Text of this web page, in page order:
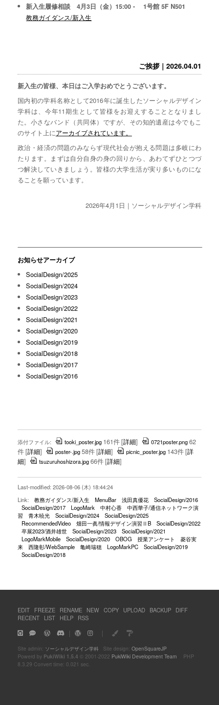
新入生履修相談 4月3日（金）15:00 - 1号館 5F N501
教務ガイダンス/新入生
ご挨拶｜2026.04.01
新入生の皆様、本日はご入学おめでとうございます。
国内初の学科名称として2016年に誕生したソーシャルデザイン
学科は、今年11期生として皆様をお迎えすることとなりまし
た。小さなバンド（共同体）ですが、その知的遺産は今でもこ
のサイト上にアーカイブされています。
政治・経済の問題のみならず現代社会が抱える問題は多岐にわ
たります。まずは自分自身の身の回りから、あわてずひとつづ
つ解決していきましょう。皆様の大学生活が実り多いものにな
ることを願っています。
2026年4月1日｜ソーシャルデザイン学科
お知らせアーカイブ
SocialDesign/2025
SocialDesign/2024
SocialDesign/2023
SocialDesign/2022
SocialDesign/2021
SocialDesign/2020
SocialDesign/2019
SocialDesign/2018
SocialDesign/2017
SocialDesign/2016
添付ファイル: tooki_poster.jpg 161件[詳細] 0721poster.png62
件[詳細] poster-.jpg58件[詳細] picnic_poster.jpg 143件[詳
細] tsuzuruhoshizora.jpg66件[詳細]
Last-modified: 2026-08-06 (木) 18:44:24
Link:
教務ガイダンス/新入生 MenuBar 浅田真優花
SocialDesign/2016
SocialDesign/2017
LogoMark 中村心香
中西華子/通信ネットワーク演
習
青木暁光 SocialDesign/2024
SocialDesign/2025
RecommendedVideo
畑田一眞/情報デザイン演習ⅡB
SocialDesign/2022
卒展2023/酒井雄世
SocialDesign/2023
SocialDesign/2021
LogoMarkMobile
SocialDesign/2020 OBOG 授業アンケート
菱谷実
来
西隆彰/WebSample 亀崎瑞穂 LogoMarkPC
SocialDesign/2019
SocialDesign/2018
EDIT FREEZE RENAME NEW COPY UPLOAD BACKUP
DIFF
RECENT
LIST HELP RSS
｜ ｜
Site admin: ソーシャルデザイン学科Site design: OpenSquareJP
Powerd by PukiWiki 1.5.4 © 2001-2022 PukiWiki Development Team PHP
8.3.29 Convert time: 0.021 sec.